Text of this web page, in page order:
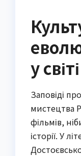
у світі
Заповіді
мистецтва
фільмів,
історії. У